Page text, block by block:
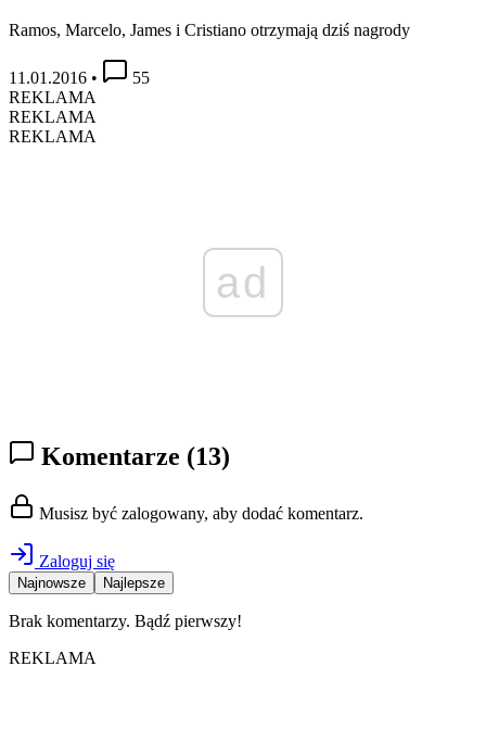
Ramos, Marcelo, James i Cristiano otrzymają dziś nagrody
11.01.2016 •
55
REKLAMA
REKLAMA
REKLAMA
ad
Komentarze (13)
Musisz być zalogowany, aby dodać komentarz.
Zaloguj się
Najnowsze Najlepsze
Brak komentarzy. Bądź pierwszy!
REKLAMA